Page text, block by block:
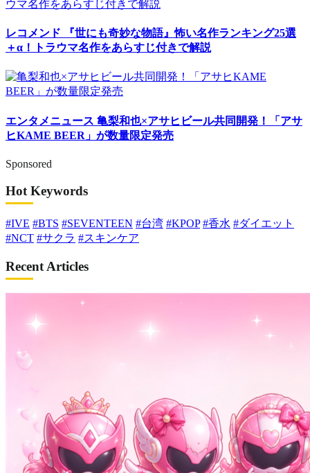
レコメンド 『世にも奇妙な物語』怖い名作ランキング25選
＋α！トラウマ名作をあらすじ付きで解説
エンタメニュース 亀梨和也×アサヒビール共同開発！「アサ
ヒKAME BEER」が数量限定発売
Sponsored
Hot Keywords
#IVE #BTS #SEVENTEEN #台湾 #KPOP #香水 #ダイエット
#NCT #サクラ #スキンケア
Recent Articles